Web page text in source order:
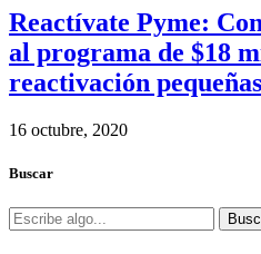
Reactívate Pyme:
al programa de $18
reactivación
16 octubre, 2020
Buscar